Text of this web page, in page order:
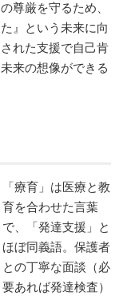
尊厳を守るため、
』という未来に向
れた支援で自己肯
来の想像ができる
「療育」は医療と教
育を合わせた言葉
で、「発達支援」と
ほぼ同義語。保護者
との丁寧な面談（必
要あれば発達検査）